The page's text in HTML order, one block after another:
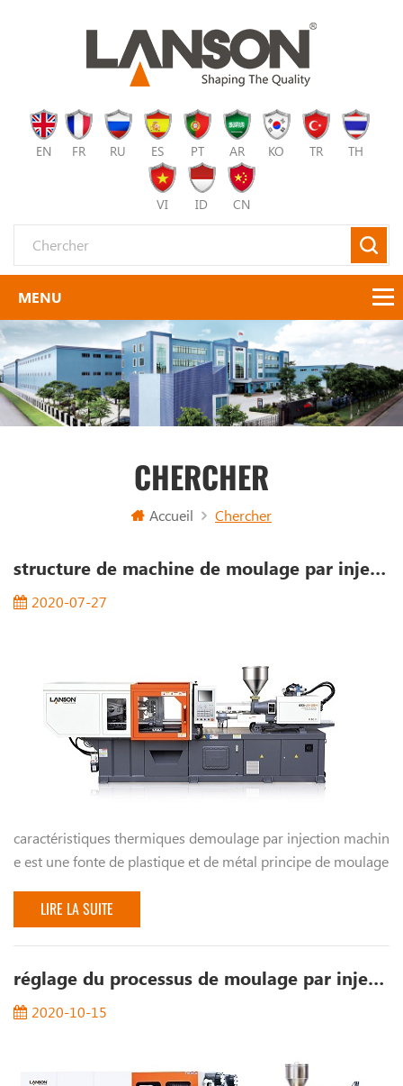
EN FR RU ES PT AR KO TR TH
VI ID CN
CHERCHER
Accueil Chercher
structure de machine de moulage par injection
2020-07-27
caractéristiques thermiques demoulage par injection machin
e est une fonte de plastique et de métal principe de moulage
moulage par injection de type...
LIRE LA SUITE
réglage du processus de moulage par injection
2020-10-15